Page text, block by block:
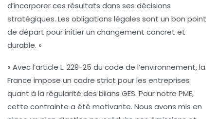
d’incorporer ces résultats dans ses décisions
stratégiques. Les obligations légales sont un bon point
de départ pour initier un changement concret et
durable. »
« Avec l’article L. 229-25 du code de l’environnement, la
France impose un cadre strict pour les entreprises
quant à la régularité des bilans GES. Pour notre PME,
cette contrainte a été motivante. Nous avons mis en